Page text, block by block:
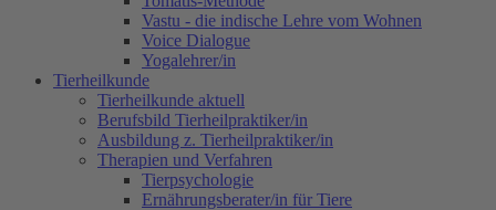
Vastu - die indische Lehre vom Wohnen
Voice Dialogue
Yogalehrer/in
Tierheilkunde
Tierheilkunde aktuell
Berufsbild Tierheilpraktiker/in
Ausbildung z. Tierheilpraktiker/in
Therapien und Verfahren
Tierpsychologie
Ernährungsberater/in für Tiere